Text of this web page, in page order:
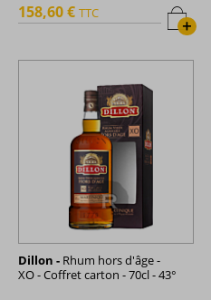
+
158,60 € TTC
Dillon - Rhum hors d'âge -
XO - Coffret carton - 70cl - 43°